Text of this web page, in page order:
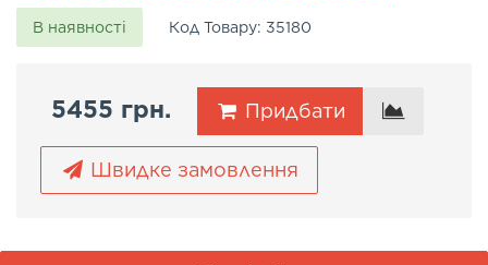
В наявності Код Товару: 35180
5455 грн. Придбати
Швидке замовлення